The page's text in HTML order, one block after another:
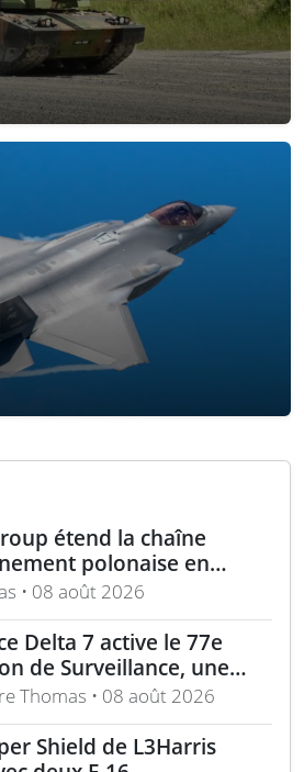
étend la chaîne
polonaise en
mm
• 08 août 2026
Delta 7 active le 77e
de Surveillance, une
ère du suivi de cibles
Thomas • 08 août 2026
Shield de L3Harris